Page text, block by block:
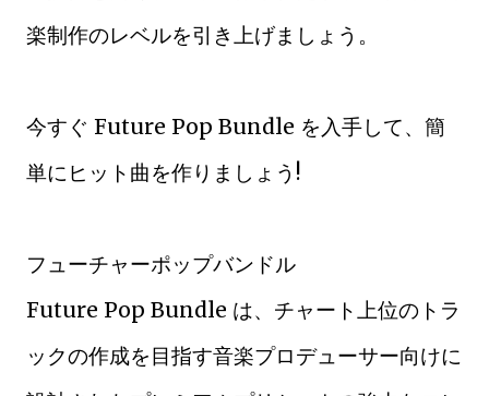
楽制作のレベルを引き上げましょう。
今すぐ Future Pop Bundle を入手して、簡
単にヒット曲を作りましょう!
フューチャーポップバンドル
Future Pop Bundle は、チャート上位のトラ
ックの作成を目指す音楽プロデューサー向けに